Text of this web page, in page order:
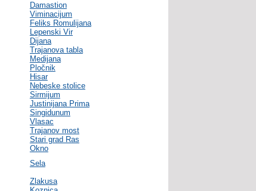
Damastion
Viminacijum
Feliks Romulijana
Lepenski Vir
Dijana
Trajanova tabla
Medijana
Pločnik
Hisar
Nebeske stolice
Sirmijum
Justinijana Prima
Singidunum
Vlasac
Trajanov most
Stari grad Ras
Okno
Sela
Zlakusa